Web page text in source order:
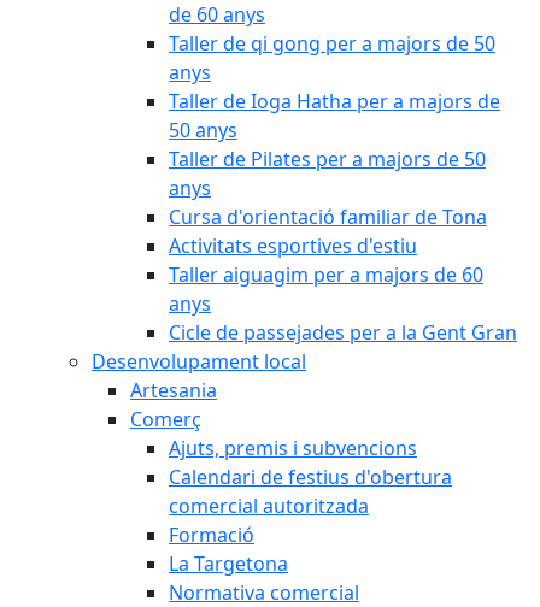
de 60 anys
Taller de qi gong per a majors de 50
anys
Taller de Ioga Hatha per a majors de
50 anys
Taller de Pilates per a majors de 50
anys
Cursa d'orientació familiar de Tona
Activitats esportives d'estiu
Taller aiguagim per a majors de 60
anys
Cicle de passejades per a la Gent Gran
Desenvolupament local
Artesania
Comerç
Ajuts, premis i subvencions
Calendari de festius d'obertura
comercial autoritzada
Formació
La Targetona
Normativa comercial